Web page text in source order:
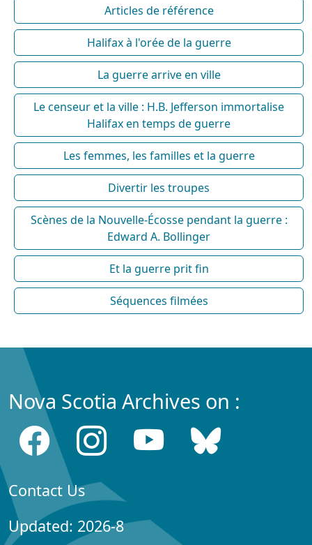
Articles de référence
Halifax à l'orée de la guerre
La guerre arrive en ville
Le censeur et la ville : H.B. Jefferson immortalise
Halifax en temps de guerre
Les femmes, les familles et la guerre
Divertir les troupes
Scènes de la Nouvelle-Écosse pendant la guerre :
Edward A. Bollinger
Et la guerre prit fin
Séquences filmées
Nova Scotia Archives on :
Contact Us
Updated: 2026-8